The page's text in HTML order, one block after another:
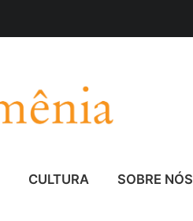
CULTURA SOBRE NÓS